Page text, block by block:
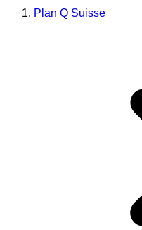
Plan Q Suisse